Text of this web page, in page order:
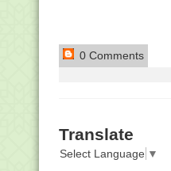
0 Comments
Translate
Select Language ▼